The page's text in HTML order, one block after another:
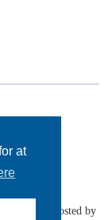
at
S 2026 | Hosted by